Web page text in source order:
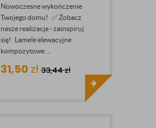
Nowoczesne wykończenie
Twojego domu! ✅ Zobacz
nasze realizacje - zainspiruj
się! Lamele elewacyjne
kompozytowe ...
31,50 zł 33,44zł